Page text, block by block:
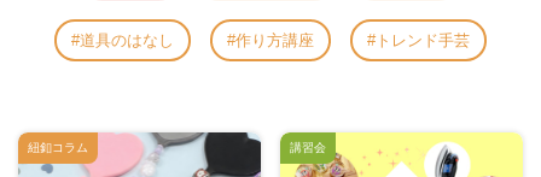
道具のはなし 作り方講座 トレンド手芸
紐釦コラム 講習会